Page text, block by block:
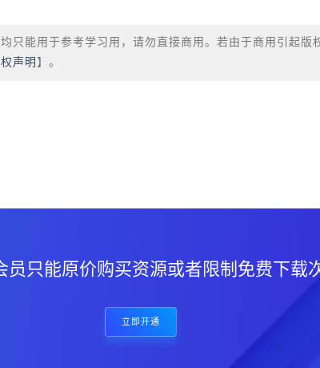
只能用于参考学习用，请勿直接商用。若由于商用引起版
声明 】。
只能原价购买资源或者限制免费下载
立即开通